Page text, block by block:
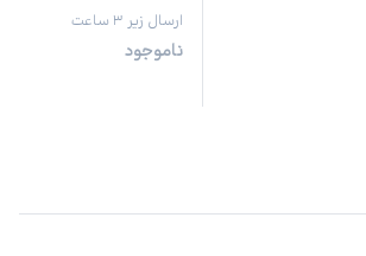
ارسال زیر ۳ ساعت
ناموجود